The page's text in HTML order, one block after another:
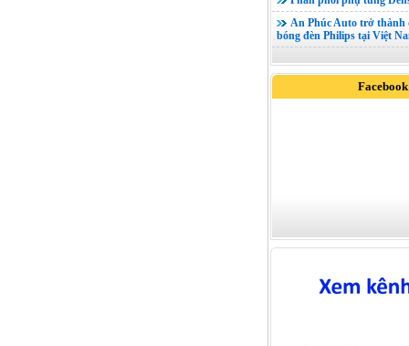
An Phúc Auto trở thành
bóng đèn Philips tại Việt